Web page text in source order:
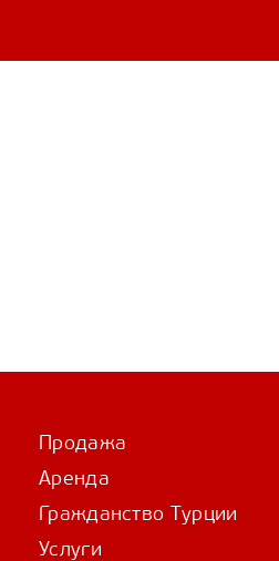
Продажа
Аренда
Гражданство Турции
Услуги